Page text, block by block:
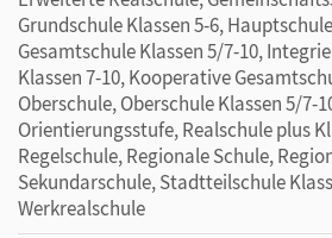
Grundschule Klassen 5-6,
Gesamtschule Klassen 5/7-10,
Klassen 7-10, Kooperative
Oberschule, Oberschule Klassen 5/7-
Orientierungsstufe, Realschule plus
Regelschule, Regionale Schule,
Sekundarschule, Stadtteilschule
Werkrealschule